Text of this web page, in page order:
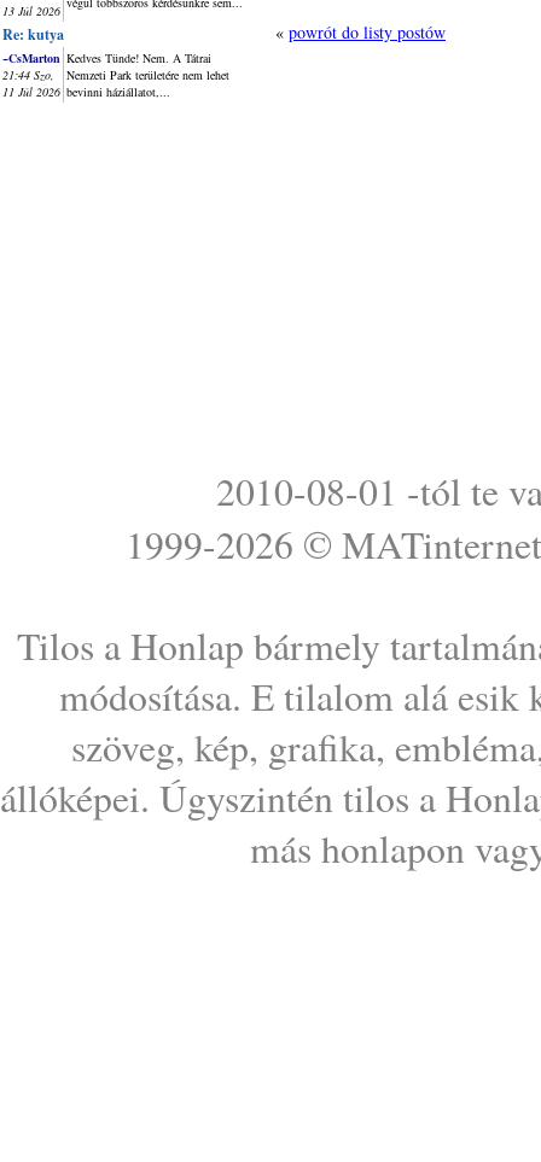
13 Júl 2026
Re: kutya
~CsMarton
21:44 Szo,
11 Júl 2026
Kedves Tünde! Nem. A Tátrai
Nemzeti Park területére nem lehet
bevinni háziállatot,...
« powrót do listy postów
2010-08-01 -tól te
1999-2026 © MATinternet
Tilos a Honlap bármely
módosítása. E tilalom alá esik
szöveg, kép, grafika,
állóképei. Úgyszintén tilos a
más honlapon